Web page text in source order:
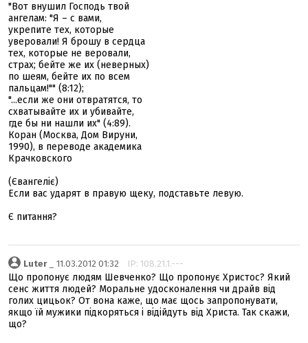
"Вот внушил Господь твой
ангелам: "Я – с вами,
укрепите тех, которые
уверовали! Я брошу в сердца
тех, которые не веровали,
страх; бейте же их (неверных)
по шеям, бейте их по всем
пальцам!"" (8:12);
"...если же они отвратятся, то
схватывайте их и убивайте,
где бы ни нашли их" (4:89).
Коран (Москва, Дом Вируни,
1990), в переводе академика
Крачковского
(Євангеліє)
Если вас ударят в правую щеку, подставьте левую.
Є питання?
Luter _ 11.03.2012 01:32 IP: 108.21.1.---
Що пропонує людям Шевченко? Що пропонує Христос? Який
сенс життя людей? Моральне удосконалення чи драйв від
голих цицьок? От вона каже, що має щось запропонувати,
якщо їй мужики підкоряться і відійдуть від Христа. Так скажи,
що?